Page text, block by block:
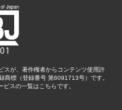
スが、著作権者からコンテンツ使用許
商標（登録番号 第6091713号）です。
スの一覧はこちらです。